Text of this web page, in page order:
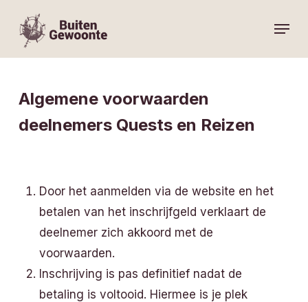
main
Menu
Algemene voorwaarden
deelnemers Quests en Reizen
Door het aanmelden via de website en het
betalen van het inschrijfgeld verklaart de
deelnemer zich akkoord met de
voorwaarden.
Inschrijving is pas definitief nadat de
betaling is voltooid. Hiermee is je plek